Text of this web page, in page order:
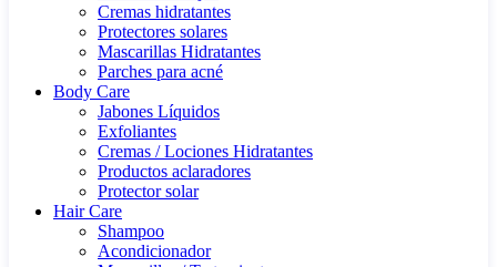
Cremas hidratantes
Protectores solares
Mascarillas Hidratantes
Parches para acné
Body Care
Jabones Líquidos
Exfoliantes
Cremas / Lociones Hidratantes
Productos aclaradores
Protector solar
Hair Care
Shampoo
Acondicionador